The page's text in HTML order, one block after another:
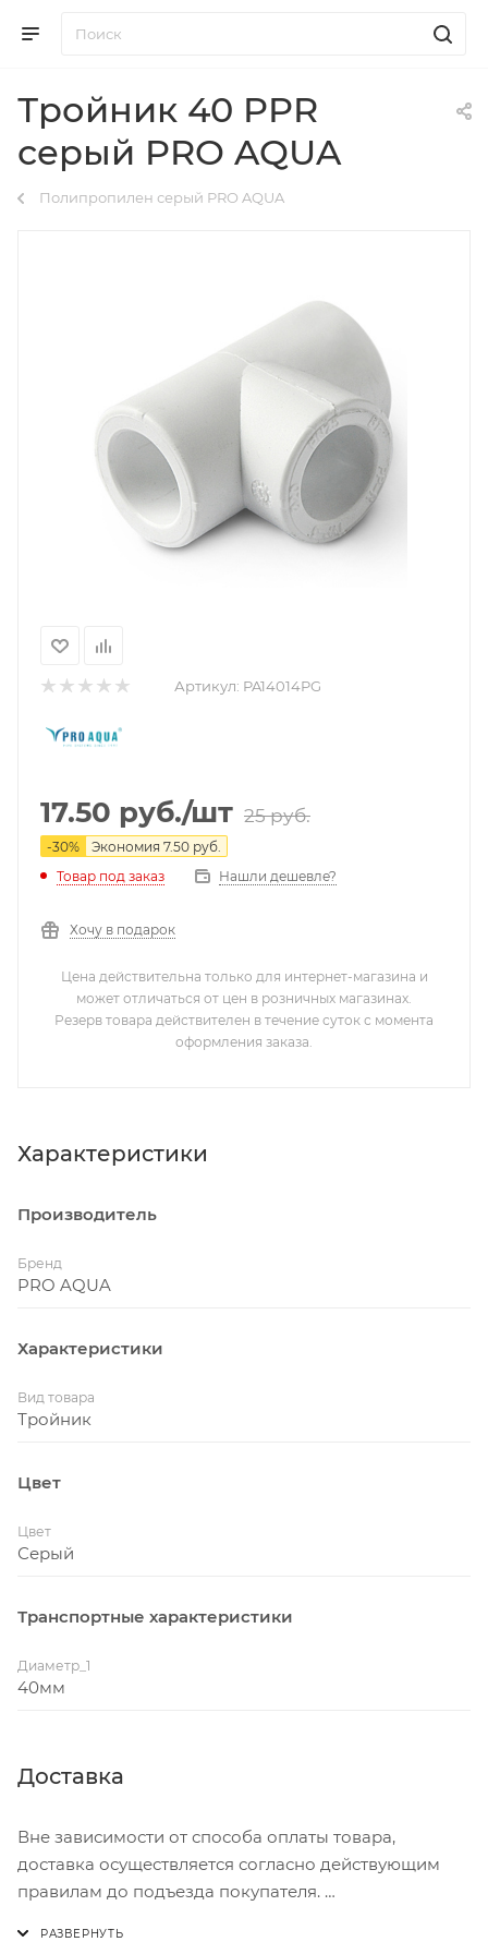
Тройник 40 PPR
серый PRO AQUA
Полипропилен серый PRO AQUA
Артикул: PA14014PG
17.50 руб./шт 25руб.
-30% Экономия 7.50 руб.
Товар под заказ
Нашли дешевле?
Хочу в подарок
Цена действительна только для интернет-магазина и
может отличаться от цен в розничных магазинах.
Резерв товара действителен в течение суток с момента
оформления заказа.
Характеристики
Производитель
Бренд
PRO AQUA
Характеристики
Вид товара
Тройник
Цвет
Цвет
Серый
Транспортные характеристики
Диаметр_1
40мм
Доставка
Вне зависимости от способа оплаты товара,
доставка осуществляется согласно действующим
правилам до подъезда покупателя.